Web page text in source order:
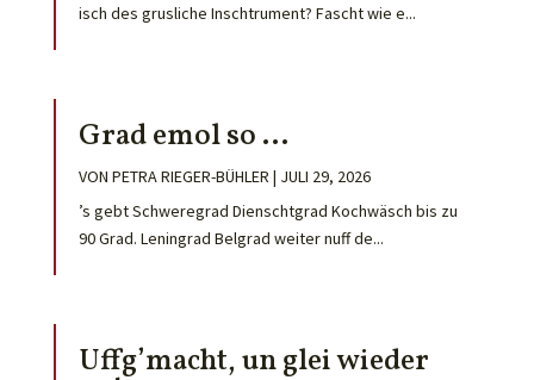
isch des grusliche Inschtrument? Fascht wie e...
Grad emol so …
VON PETRA RIEGER-BÜHLER | JULI 29, 2026
’s gebt Schweregrad Dienschtgrad Kochwäsch bis zu
90 Grad. Leningrad Belgrad weiter nuff de...
Uffg’macht, un glei wieder